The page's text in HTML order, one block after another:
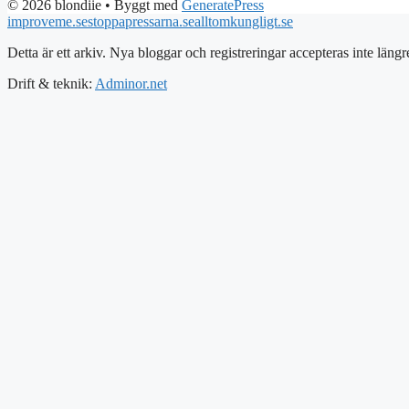
© 2026 blondiie • Byggt med GeneratePress
improveme.sestoppapressarna.sealltomkungligt.se
Detta är ett arkiv. Nya bloggar och registreringar accepteras inte
Drift & teknik: Adminor.net